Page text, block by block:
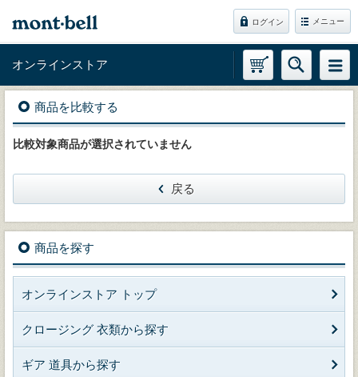
ログイン メニュー
オンラインストア
商品を比較する
比較対象商品が選択されていません
戻る
商品を探す
オンラインストア トップ
クロージング 衣類から探す
ギア 道具から探す